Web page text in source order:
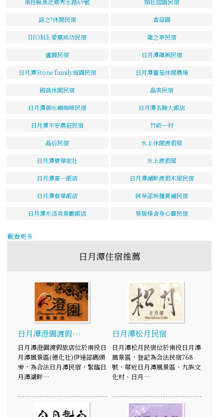
語之?休閒民宿 香菇園
IHOME 愛瘋成功民宿 龍之亭民宿
盧園民宿 日月潭龍興民宿
日月潭Stone family庭園民宿 日月潭蕃茄休閒農場
國昌休閒民宿 晶美民宿
日月潭御水嶼咖啡民宿 日月潭名勝大飯店
日月潭平安農莊民宿 竹碳一村
晶后民宿 水上休閒渡假屋
日月潭寶華旅社 水上渡假屋
日月潭富一飯店 日月潭湖畔渡假木屋民宿
日月潭春華飯店 阿榮邵族麵賞湖民宿
日月潭米洛克景觀飯店 葵居樸舍身心靈民宿
觀看更多
日月潭住宿推薦
日月潭澄園渡假…
日月潭澄園渡假旅店位於南投日
月潭風景區(德化社)伊達邵碼頭
旁，為合法日月潭民宿，緊臨日
月潭湖畔…
日月潭松月民宿
日月潭松月民宿位於南投日月潭
風景區，登記為合法民宿768
號，鄰近日月潭風景區、九族文
化村、日月…